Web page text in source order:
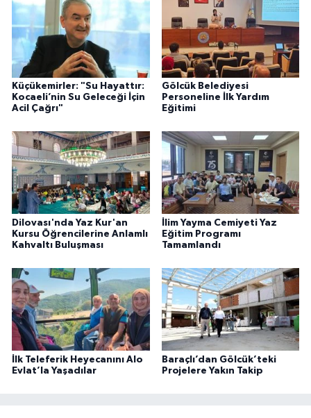
Küçükemirler: "Su Hayattır:
Kocaeli’nin Su Geleceği İçin
Acil Çağrı"
Gölcük Belediyesi
Personeline İlk Yardım
Eğitimi
Dilovası'nda Yaz Kur'an
Kursu Öğrencilerine Anlamlı
Kahvaltı Buluşması
İlim Yayma Cemiyeti Yaz
Eğitim Programı
Tamamlandı
İlk Teleferik Heyecanını Alo
Evlat’la Yaşadılar
Baraçlı’dan Gölcük’teki
Projelere Yakın Takip